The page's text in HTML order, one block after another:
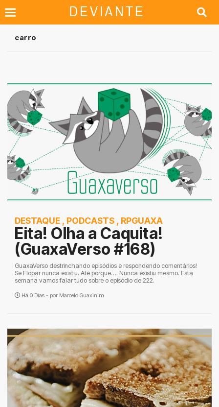
carro
DESTAQUE , PODCASTS , RPGUAXA
Eita! Olha a Caquita!
(GuaxaVerso #168)
GuaxaVerso destrinchando episódios e respondendo comentários!
Se Flopar nunca existiu. Até porque…. Nunca existiu mesmo. Esta
semana vamos falar tudo sobre o episódio de 222.
Há 0 Dias - por Marcelo Guaxinim